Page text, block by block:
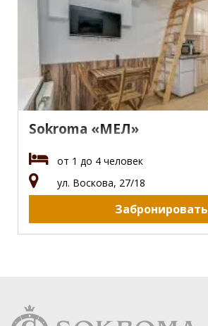
Sokroma «МЕЛ»
от 1 до 4 человек
ул. Воскова, 27/18
Забронировать